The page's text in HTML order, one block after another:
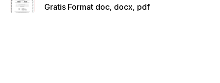
Gratis Format doc, docx, pdf